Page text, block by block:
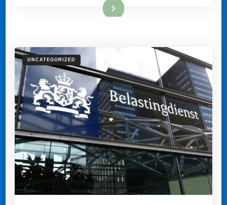
Lees meer
UNCATEGORIZED